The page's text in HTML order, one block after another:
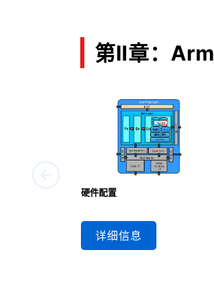
第Ⅱ章：Arm
硬件配置
详细信息